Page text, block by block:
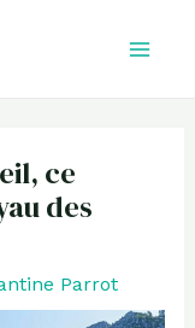
ce
des
Parrot